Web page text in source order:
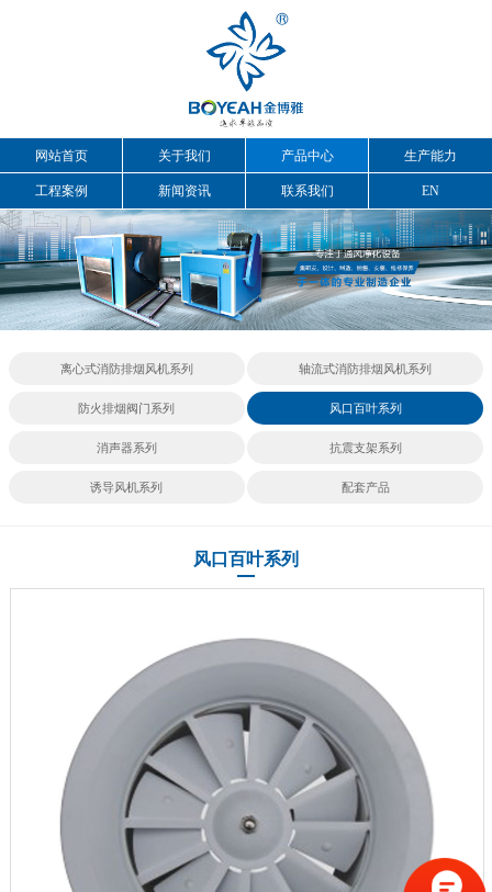
网站首页 关于我们 产品中心 生产能力
工程案例 新闻资讯 联系我们 EN
离心式消防排烟风机系列 轴流式消防排烟风机系列
防火排烟阀门系列 风口百叶系列
消声器系列 抗震支架系列
诱导风机系列 配套产品
风口百叶系列